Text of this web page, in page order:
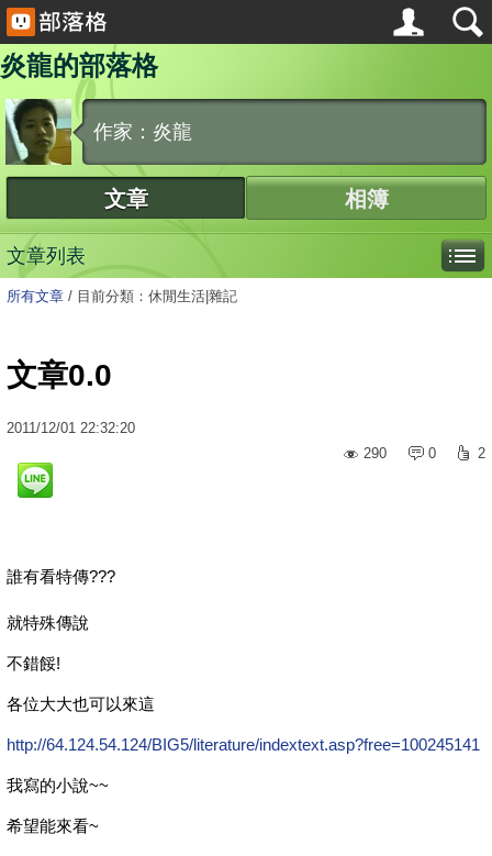
炎龍的部落格
作家：炎龍
文章 相簿
文章列表
所有文章 / 目前分類：休閒生活|雜記
文章0.0
2011/12/01 22:32:20
290
0 2
誰有看特傳???
就特殊傳說
不錯餒!
各位大大也可以來這
http://64.124.54.124/BIG5/literature/indextext.asp?free=100245141
我寫的小說~~
希望能來看~